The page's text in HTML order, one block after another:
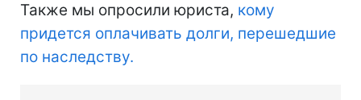
Также мы опросили юриста, кому
придется оплачивать долги, перешедшие
по наследству.